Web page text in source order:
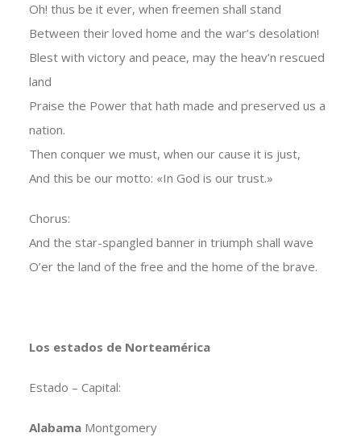
Oh! thus be it ever, when freemen shall stand
Between their loved home and the war’s desolation!
Blest with victory and peace, may the heav’n rescued
land
Praise the Power that hath made and preserved us a
nation.
Then conquer we must, when our cause it is just,
And this be our motto: «In God is our trust.»
Chorus:
And the star-spangled banner in triumph shall wave
O’er the land of the free and the home of the brave.
Los estados de Norteamérica
Estado – Capital:
Alabama Montgomery